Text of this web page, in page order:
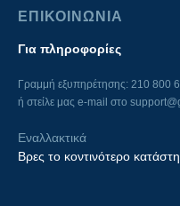
ΕΠΙΚΟΙΝΩΝΙΑ
Για πληροφορίες
Γραμμή εξυπηρέτησης: 210 800
ή στείλε μας e-mail στο
Εναλλακτικά
Βρες το κοντινότερο